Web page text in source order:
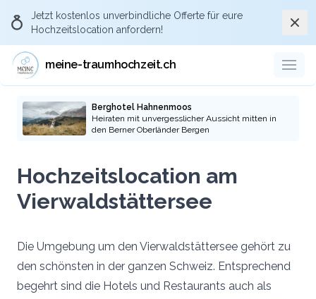
Jetzt kostenlos unverbindliche Offerte für eure
Hochzeitslocation anfordern!
meine-traumhochzeit.ch
Berghotel Hahnenmoos
Heiraten mit unvergesslicher Aussicht mitten in
den Berner Oberländer Bergen
Hochzeitslocation am
Vierwaldstättersee
Die Umgebung um den Vierwaldstättersee gehört zu
den schönsten in der ganzen Schweiz. Entsprechend
begehrt sind die Hotels und Restaurants auch als